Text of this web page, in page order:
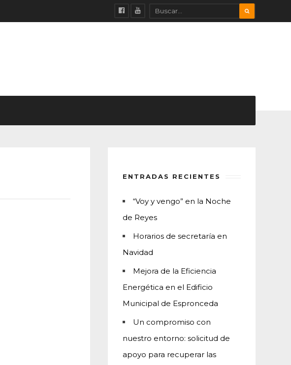
ENTRADAS RECIENTES
“Voy y vengo” en la Noche
de Reyes
Horarios de secretaría en
Navidad
Mejora de la Eficiencia
Energética en el Edificio
Municipal de Espronceda
Un compromiso con
nuestro entorno: solicitud de
apoyo para recuperar las